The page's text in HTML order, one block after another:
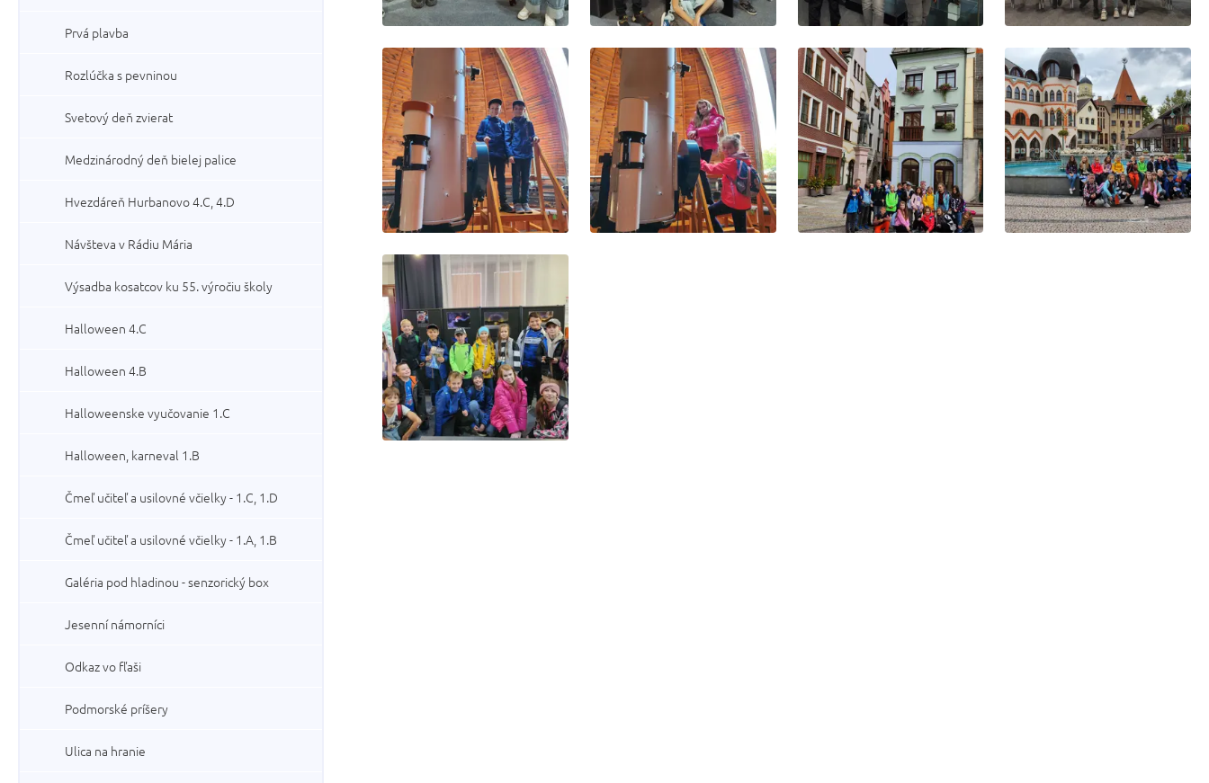
Prvá plavba
Rozlúčka s pevninou
Svetový deň zvierat
Medzinárodný deň bielej palice
Hvezdáreň Hurbanovo 4.C, 4.D
Návšteva v Rádiu Mária
Výsadba kosatcov ku 55. výročiu školy
Halloween 4.C
Halloween 4.B
Halloweenske vyučovanie 1.C
Halloween, karneval 1.B
Čmeľ učiteľ a usilovné včielky - 1.C, 1.D
Čmeľ učiteľ a usilovné včielky - 1.A, 1.B
Galéria pod hladinou - senzorický box
Jesenní námorníci
Odkaz vo fľaši
Podmorské príšery
Ulica na hranie